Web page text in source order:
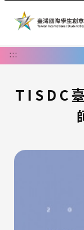
:::
TISDC